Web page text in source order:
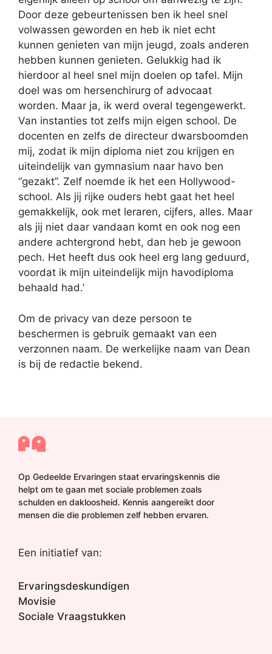
Door deze gebeurtenissen ben ik heel snel
volwassen geworden en heb ik niet echt
kunnen genieten van mijn jeugd, zoals anderen
hebben kunnen genieten. Gelukkig had ik
hierdoor al heel snel mijn doelen op tafel. Mijn
doel was om hersenchirurg of advocaat
worden. Maar ja, ik werd overal tegengewerkt.
Van instanties tot zelfs mijn eigen school. De
docenten en zelfs de directeur dwarsboomden
mij, zodat ik mijn diploma niet zou krijgen en
uiteindelijk van gymnasium naar havo ben
“gezakt”. Zelf noemde ik het een Hollywood-
school. Als jij rijke ouders hebt gaat het heel
gemakkelijk, ook met leraren, cijfers, alles. Maar
als jij niet daar vandaan komt en ook nog een
andere achtergrond hebt, dan heb je gewoon
pech. Het heeft dus ook heel erg lang geduurd,
voordat ik mijn uiteindelijk mijn havodiploma
behaald had.’
Om de privacy van deze persoon te
beschermen is gebruik gemaakt van een
verzonnen naam. De werkelijke naam van Dean
is bij de redactie bekend.
Op Gedeelde Ervaringen staat ervaringskennis die
helpt om te gaan met sociale problemen zoals
schulden en dakloosheid. Kennis aangereikt door
mensen die die problemen zelf hebben ervaren.
Een initiatief van:
Ervaringsdeskundigen
Movisie
Sociale Vraagstukken